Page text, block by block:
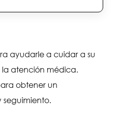
ayudarle a cuidar a su
la atención médica.
obtener un